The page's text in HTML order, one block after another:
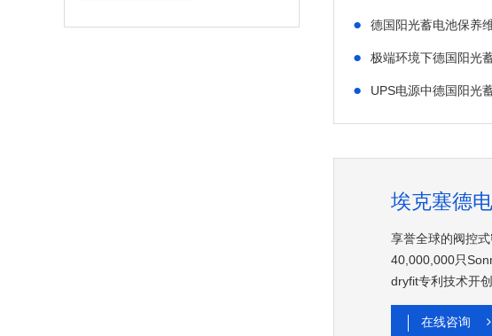
● 德国阳光蓄电池保养
● 极端环境下德国阳光
● UPS电源中德国阳光
埃克塞德
享誉全球的阀控
40,000,000只
dryfit专利技术开
在线咨询